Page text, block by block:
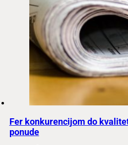
Fer konkurencijom do
ponude